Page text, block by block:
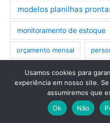
modelos planilhas
monitoramento de estoque
orçamento mensal
planejamento financeiro
planilha de custos
planilha excel
Usamos cookies para
experiência em nosso site.
assumiremos que
Ok
Não